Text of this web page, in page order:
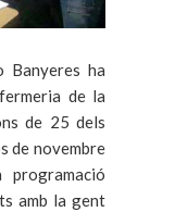
Banyeres ha
de la
de 25 dels
de novembre
amb la gent